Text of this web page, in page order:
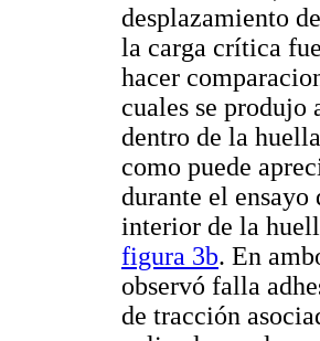
desplazamiento
la carga crítica
hacer
cuales se
dentro de la
como puede
durante el
interior de la
figura 3b. En
observó falla
de tracción